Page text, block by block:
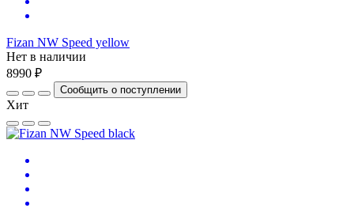
Fizan NW Speed yellow
Нет в наличии
8990 ₽
Сообщить о поступлении
Хит